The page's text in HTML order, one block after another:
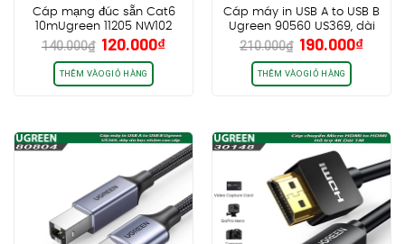
Cáp mạng đúc sẵn Cat6
10mUgreen 11205 NW102
140.000₫ Giá
gốc
là:
140.000₫.
120.000₫Giá
THÊM VÀO GIỎ HÀNG
Cáp máy in USB A to USB B
Ugreen 90560 US369, dài
5m, dây dù bọc nhôm cao
cấp
210.000₫ Giá
gốc
là:
210.000₫.
190.000₫Giá
THÊM VÀO GIỎ HÀNG